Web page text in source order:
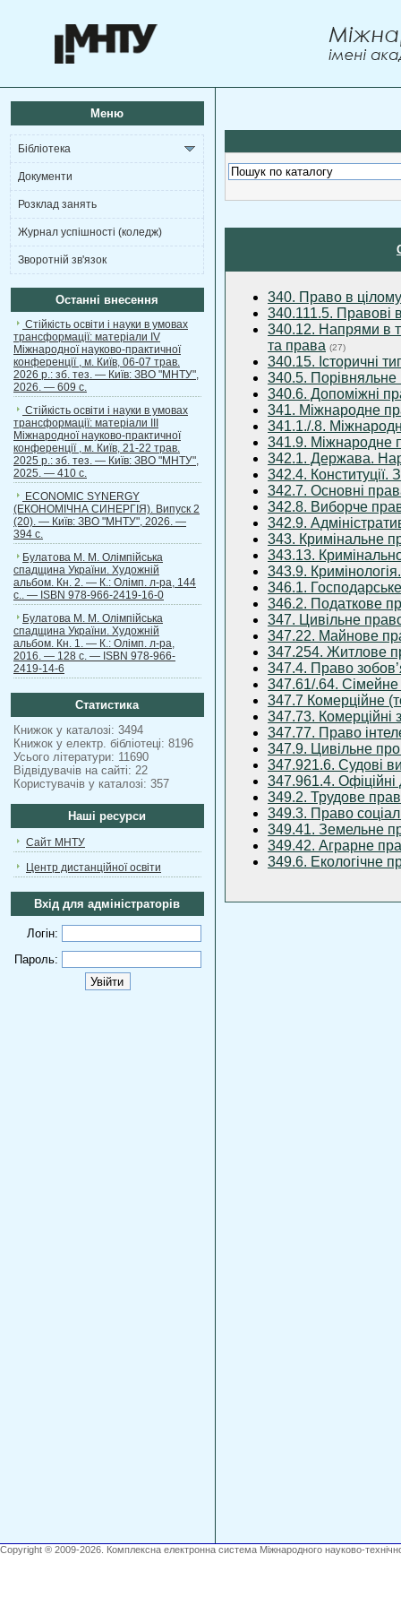
Меню
Бібліотека
Документи
Розклад занять
Журнал успішності (коледж)
Зворотній зв'язок
Останні внесення
Стійкість освіти і науки в умовах
трансформації: матеріали ІV
Міжнародної науково-практичної
конференції , м. Київ, 06-07 трав.
2026 р.: зб. тез. — Київ: ЗВО "МНТУ",
2026. — 609 с.
Стійкість освіти і науки в умовах
трансформації: матеріали ІІІ
Міжнародної науково-практичної
конференції , м. Київ, 21-22 трав.
2025 р.: зб. тез. — Київ: ЗВО "МНТУ",
2025. — 410 с.
ECONOMIC SYNERGY
(ЕКОНОМІЧНА СИНЕРГІЯ). Випуск 2
(20). — Київ: ЗВО "МНТУ", 2026. —
394 с.
Булатова М. М. Олімпійська
спадщина України. Художній
альбом. Кн. 2. — К.: Олімп. л-ра, 144
с.. — ISBN 978-966-2419-16-0
Булатова М. М. Олімпійська
спадщина України. Художній
альбом. Кн. 1. — К.: Олімп. л-ра,
2016. — 128 с. — ISBN 978-966-
2419-14-6
Статистика
Книжок у каталозі: 3494
Книжок у електр. бібліотеці: 8196
Усього літератури: 11690
Відвідувачів на сайті: 22
Користувачів у каталозі: 357
Наші ресурси
Сайт МНТУ
Центр дистанційної освіти
Вхід для адміністраторів
Логін:
Пароль:
340. Право в
340.111.5. Правові
340.12. Напрями в
та права (27)
340.15. Історичні
340.5. Порівняльне
340.6. Допоміжні
341. Міжнародне
341.1./.8.
341.9. Міжнародне
342.1. Держава.
342.4. Конституції.
342.7. Основні
342.8. Виборче
342.9.
343. Кримінальне
343.13.
343.9.
346.1.
346.2. Податкове
347. Цивільне
347.22. Майнове
347.254. Житлове
347.4. Право
347.61/.64.
347.7 Комерційне
347.73. Комерційні
347.77. Право
347.9. Цивільне
347.921.6. Судові
347.961.4.
349.2. Трудове
349.3. Право
349.41. Земельне
349.42. Аграрне
349.6. Екологічне
Copyright ® 2009-2026. Комплексна електронна система Міжнародного науково-